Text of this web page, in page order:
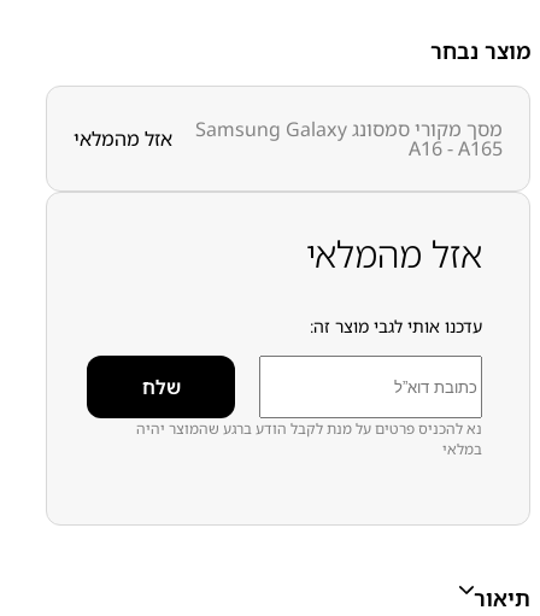
₪230.00
מק"ט יצרן:
מק״ט:
קטגוריות:
סמסונג - Samsung
מוצר נבחר
מסך מקורי סמסונג Samsung Galaxy
A16 - A165 אזל מהמלאי
אזל מהמלאי
עדכנו אותי לגבי מוצר זה:
נא להכניס פרטים על מנת לקבל הודע ברגע שהמוצר יהיה
במלאי
תיאור